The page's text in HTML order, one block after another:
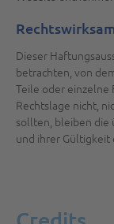
Dieser
betrachten, von
Teile oder einzelne
Rechtslage nicht,
sollten, bleiben die
und ihrer